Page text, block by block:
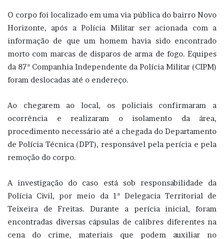
O corpo foi localizado em uma via pública do bairro Novo
Horizonte, após a Polícia Militar ser acionada com a
informação de que um homem havia sido encontrado
morto com marcas de disparos de arma de fogo. Equipes
da 87ª Companhia Independente da Polícia Militar (CIPM)
foram deslocadas até o endereço.
Ao chegarem ao local, os policiais confirmaram a
ocorrência e realizaram o isolamento da área,
procedimento necessário até a chegada do Departamento
de Polícia Técnica (DPT), responsável pela perícia e pela
remoção do corpo.
A investigação do caso está sob responsabilidade da
Polícia Civil, por meio da 1ª Delegacia Territorial de
Teixeira de Freitas. Durante a perícia inicial, foram
encontradas diversas cápsulas de calibres diferentes na
cena do crime, materiais que podem auxiliar no